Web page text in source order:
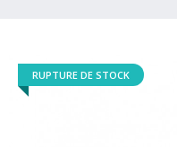
RUPTURE DE STOCK